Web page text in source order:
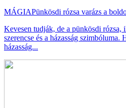
MÁGIAPünkösdi rózsa varázs a
Kevesen tudják, de a pünkösdi rózsa,
szerencse és a házasság szimbóluma.
házasság...